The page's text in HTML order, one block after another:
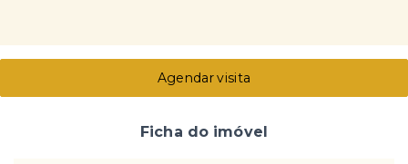
Agendar visita
Ficha do imóvel